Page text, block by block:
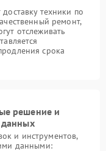
техники по
ремонт,
отслеживать
срока
решение и
данных
и инструментов,
данными: